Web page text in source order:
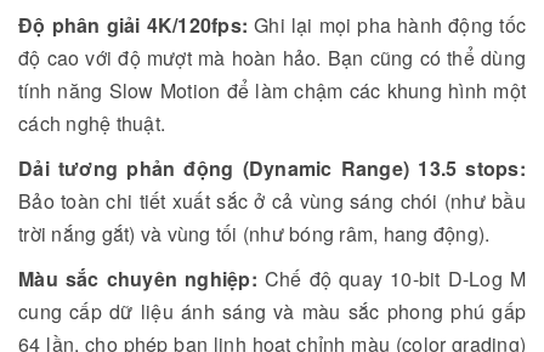
Độ phân giải 4K/120fps: Ghi lại mọi pha hành động tốc
độ cao với độ mượt mà hoàn hảo. Bạn cũng có thể dùng
tính năng Slow Motion để làm chậm các khung hình một
cách nghệ thuật.
Dải tương phản động (Dynamic Range) 13.5 stops:
Bảo toàn chi tiết xuất sắc ở cả vùng sáng chói (như bầu
trời nắng gắt) và vùng tối (như bóng râm, hang động).
Màu sắc chuyên nghiệp: Chế độ quay 10-bit D-Log M
cung cấp dữ liệu ánh sáng và màu sắc phong phú gấp
64 lần, cho phép bạn linh hoạt chỉnh màu (color grading)